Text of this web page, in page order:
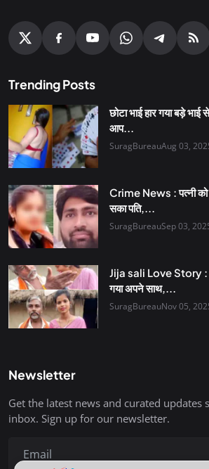
Trending Posts
छोटा भाई हार गया बड़े
आप...
SuragBureauAug 03,
Crime News : पत्नी को
सका पति,...
SuragBureauSep 03,
Jija sali Love Story :
गया अपने साथ,...
SuragBureauNov 05,
Newsletter
Get the latest news and curated updates
inbox. Sign up for our newsletter.